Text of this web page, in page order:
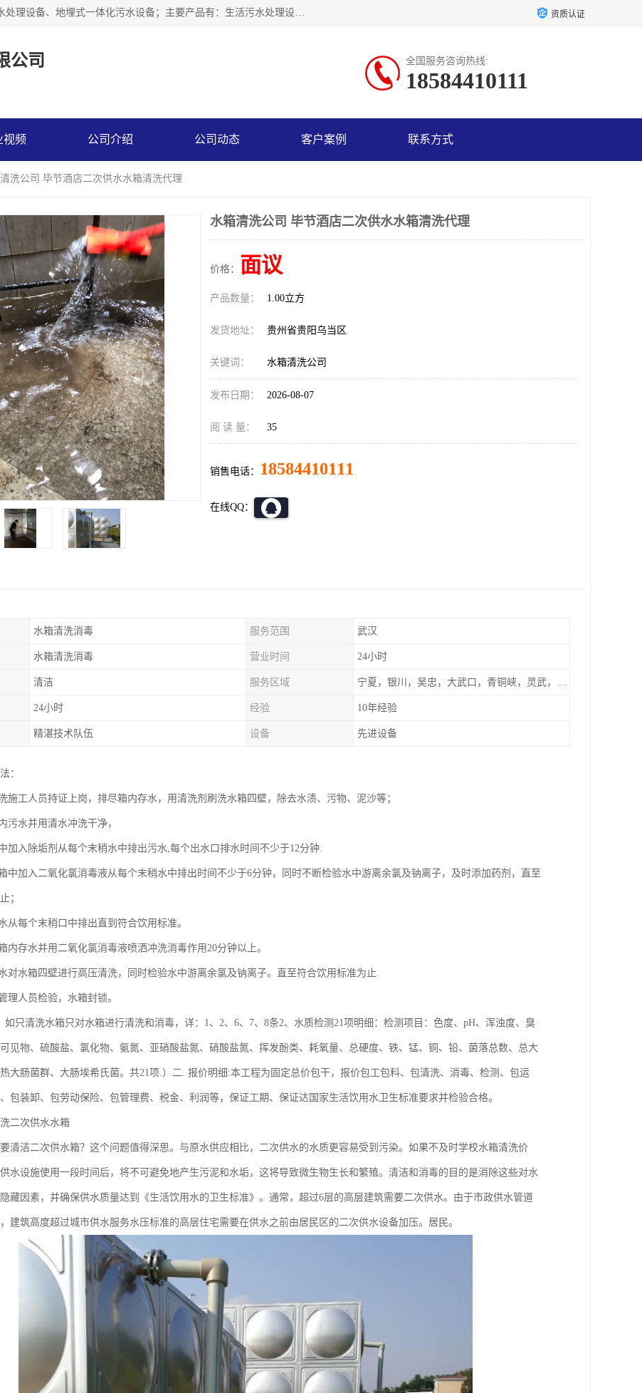
贵州鑫沣源环境科技公司主营一体化污水处理设备、医院污水处理设备、地埋式一体化污水设备；主要产品有：生活污水处理设备，养殖场废水处理设备，屠宰废水处理设备，洗涤废水处理设备，MBR膜生物处理设备，反渗透纯水设备，二次供水水箱清洗消毒，净水过滤设备，软水设备等。欢迎新老顾客来电咨询！ 资质认证
公司 全国服务咨询热线:
18584410111
视频 公司介绍 公司动态 客户案例 联系方式
洗公司 毕节酒店二次供水水箱清洗代理
水箱清洗公司 毕节酒店二次供水水箱清洗代理
价格： 面议
产品数量： 1.00立方
发货地址： 贵州省贵阳乌当区
关键词： 水箱清洗公司
发布日期： 2026-08-07
阅 读 量： 35
销售电话： 18584410111
在线QQ：
水箱清洗消毒 服务范围 武汉
水箱清洗消毒 营业时间 24小时
清洁 服务区域 宁夏，银川，吴忠，大武口，青铜峡，灵武，兰州，左旗
24小时 经验 10年经验
精湛技术队伍 设备 先进设备
：
施工人员持证上岗，排尽箱内存水，用清洗剂刷洗水箱四壁，除去水渍、污物、泥沙等；
污水并用清水冲洗干净，
加入除垢剂从每个末稍水中排出污水,每个出水口排水时间不少于12分钟.
中加入二氧化氯消毒液从每个末稍水中排出时间不少于6分钟，同时不断检验水中游离余氯及钠离子，及时添加药剂，直至
；
从每个末稍口中排出直到符合饮用标准。
内存水并用二氧化氯消毒液喷洒冲洗消毒作用20分钟以上。
对水箱四壁进行高压清洗，同时检验水中游离余氯及钠离子。直至符合饮用标准为止.
理人员检验，水箱封锁。
如只清洗水箱只对水箱进行清洗和消毒，详：1、2、6、7、8条2、水质检测21项明细：检测项目：色度、pH、浑浊度、臭
见物、硫酸盐、氯化物、氨氮、亚硝酸盐氮、硝酸盐氮、挥发酚类、耗氧量、总硬度、铁、锰、铜、铅、菌落总数、总大
大肠菌群、大肠埃希氏菌。共21项.）二. 报价明细:本工程为固定总价包干，报价包工包料、包清洗、消毒、检测、包运
包装卸、包劳动保险、包管理费、税金、利润等，保证工期、保证达国家生活饮用水卫生标准要求并检验合格。
二次供水水箱
清洁二次供水箱？这个问题值得深思。与原水供应相比，二次供水的水质更容易受到污染。如果不及时学校水箱清洗价
水设施使用一段时间后，将不可避免地产生污泥和水垢，这将导致微生物生长和繁殖。清洁和消毒的目的是消除这些对水
藏因素，并确保供水质量达到《生活饮用水的卫生标准》。通常，超过6层的高层建筑需要二次供水。由于市政供水管道
建筑高度超过城市供水服务水压标准的高层住宅需要在供水之前由居民区的二次供水设备加压。居民。